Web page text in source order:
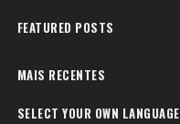
FEATURED POSTS
MAIS RECENTES
SELECT YOUR OWN LANGUAGE